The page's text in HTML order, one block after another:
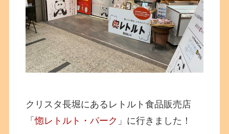
クリスタ長堀にあるレトルト食品販売店
「惚レトルト・パーク 」に行きました！